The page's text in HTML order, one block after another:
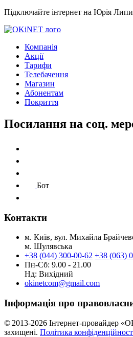
Підключайте інтернет на Юрія
Компанія
Акції
Тарифи
Телебачення
Магазин
Абонентам
Покриття
Посилання на соц.
Бот
Контакти
м. Київ, вул. Михайла
м. Шулявська
+38 (044) 300-00-62 +38 (063)
Пн-Сб: 9.00 - 21.00
Нд: Вихідний
okinetcom@gmail.com
Інформація про
© 2013-2026 Інтернет-провайдер
захищені. Політика